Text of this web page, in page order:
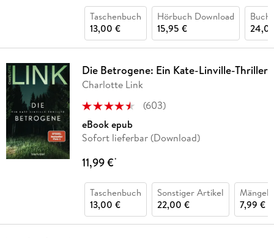
Taschenbuch
13,00 €
Hörbuch Download
15,95 €
Buch
Die Betrogene: Ein Kate-Linville-Thriller
Charlotte Link
(603)
eBook epub
Sofort lieferbar (Download)
11,99 €*
Taschenbuch
13,00 €
Sonstiger Artikel
22,00 €
7,99 €